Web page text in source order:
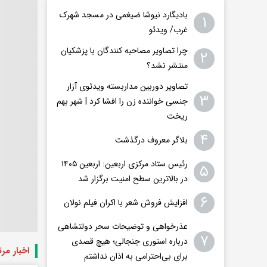
اخبار
۱
بادیگارد نیوشا ضیغمی در مسجد شهرک
غرب/ ویدئو
۲
چرا تصاویر مصاحبه کنندگان با پزشکیان
منتشر نشد؟
۳
تصاویر دوربین مداربسته ویدئوی آزار
جنسی خواننده زن را افشا کرد | شهر بهم
ریخت
۴ بلاگر معروف درگذشت
۵
رئیس ستاد مرکزی اربعین: اربعین ۱۴۰۵
در بالاترین سطح امنیت برگزار شد
۶ افزایش فروش شعر با اکران فیلم نولان
۷
عذرخواهی و توضیحات سحر دولتشاهی
درباره استوری جنجالی؛ هیچ قصدی
برای بی‌احترامی به اذان نداشتم